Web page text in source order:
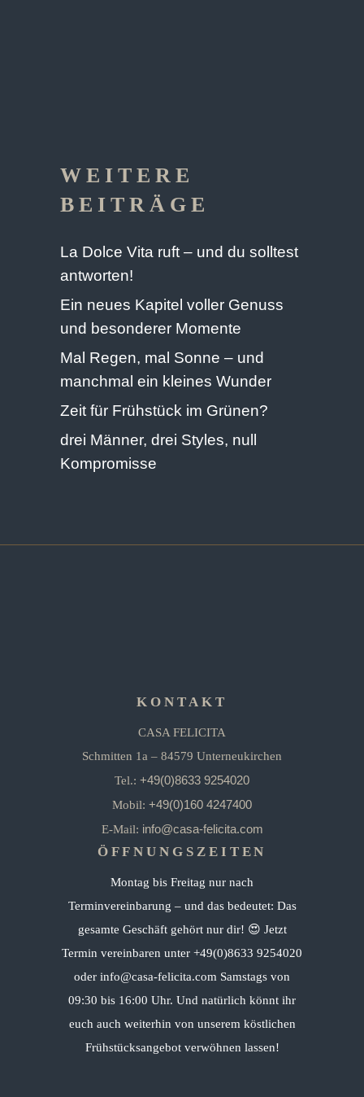
WEITERE
BEITRÄGE
La Dolce Vita ruft – und du solltest
antworten!
Ein neues Kapitel voller Genuss
und besonderer Momente
Mal Regen, mal Sonne – und
manchmal ein kleines Wunder
Zeit für Frühstück im Grünen?
drei Männer, drei Styles, null
Kompromisse
KONTAKT
CASA FELICITA
Schmitten 1a – 84579 Unterneukirchen
Tel.: +49(0)8633 9254020
Mobil: +49(0)160 4247400
E-Mail: info@casa-felicita.com
ÖFFNUNGSZEITEN
Montag bis Freitag nur nach
Terminvereinbarung – und das bedeutet: Das
gesamte Geschäft gehört nur dir! 😍 Jetzt
Termin vereinbaren unter +49(0)8633 9254020
oder info@casa-felicita.com Samstags von
09:30 bis 16:00 Uhr. Und natürlich könnt ihr
euch auch weiterhin von unserem köstlichen
Frühstücksangebot verwöhnen lassen!